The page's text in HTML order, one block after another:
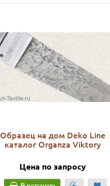
Образец на дом Deko Line
каталог Organza Viktory
Цена по запросу